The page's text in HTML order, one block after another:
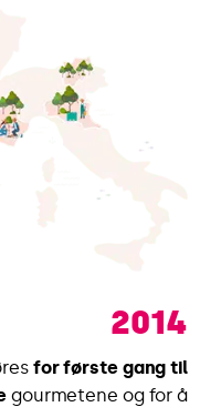
2014
for første gang til
gourmetene og for å